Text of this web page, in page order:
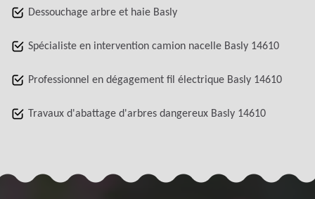
Dessouchage arbre et haie Basly
Spécialiste en intervention camion nacelle Basly 14610
Professionnel en dégagement fil électrique Basly 14610
Travaux d'abattage d'arbres dangereux Basly 14610